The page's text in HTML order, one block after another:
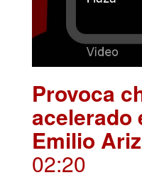
Provoca
acelerado
Emilio
02:20